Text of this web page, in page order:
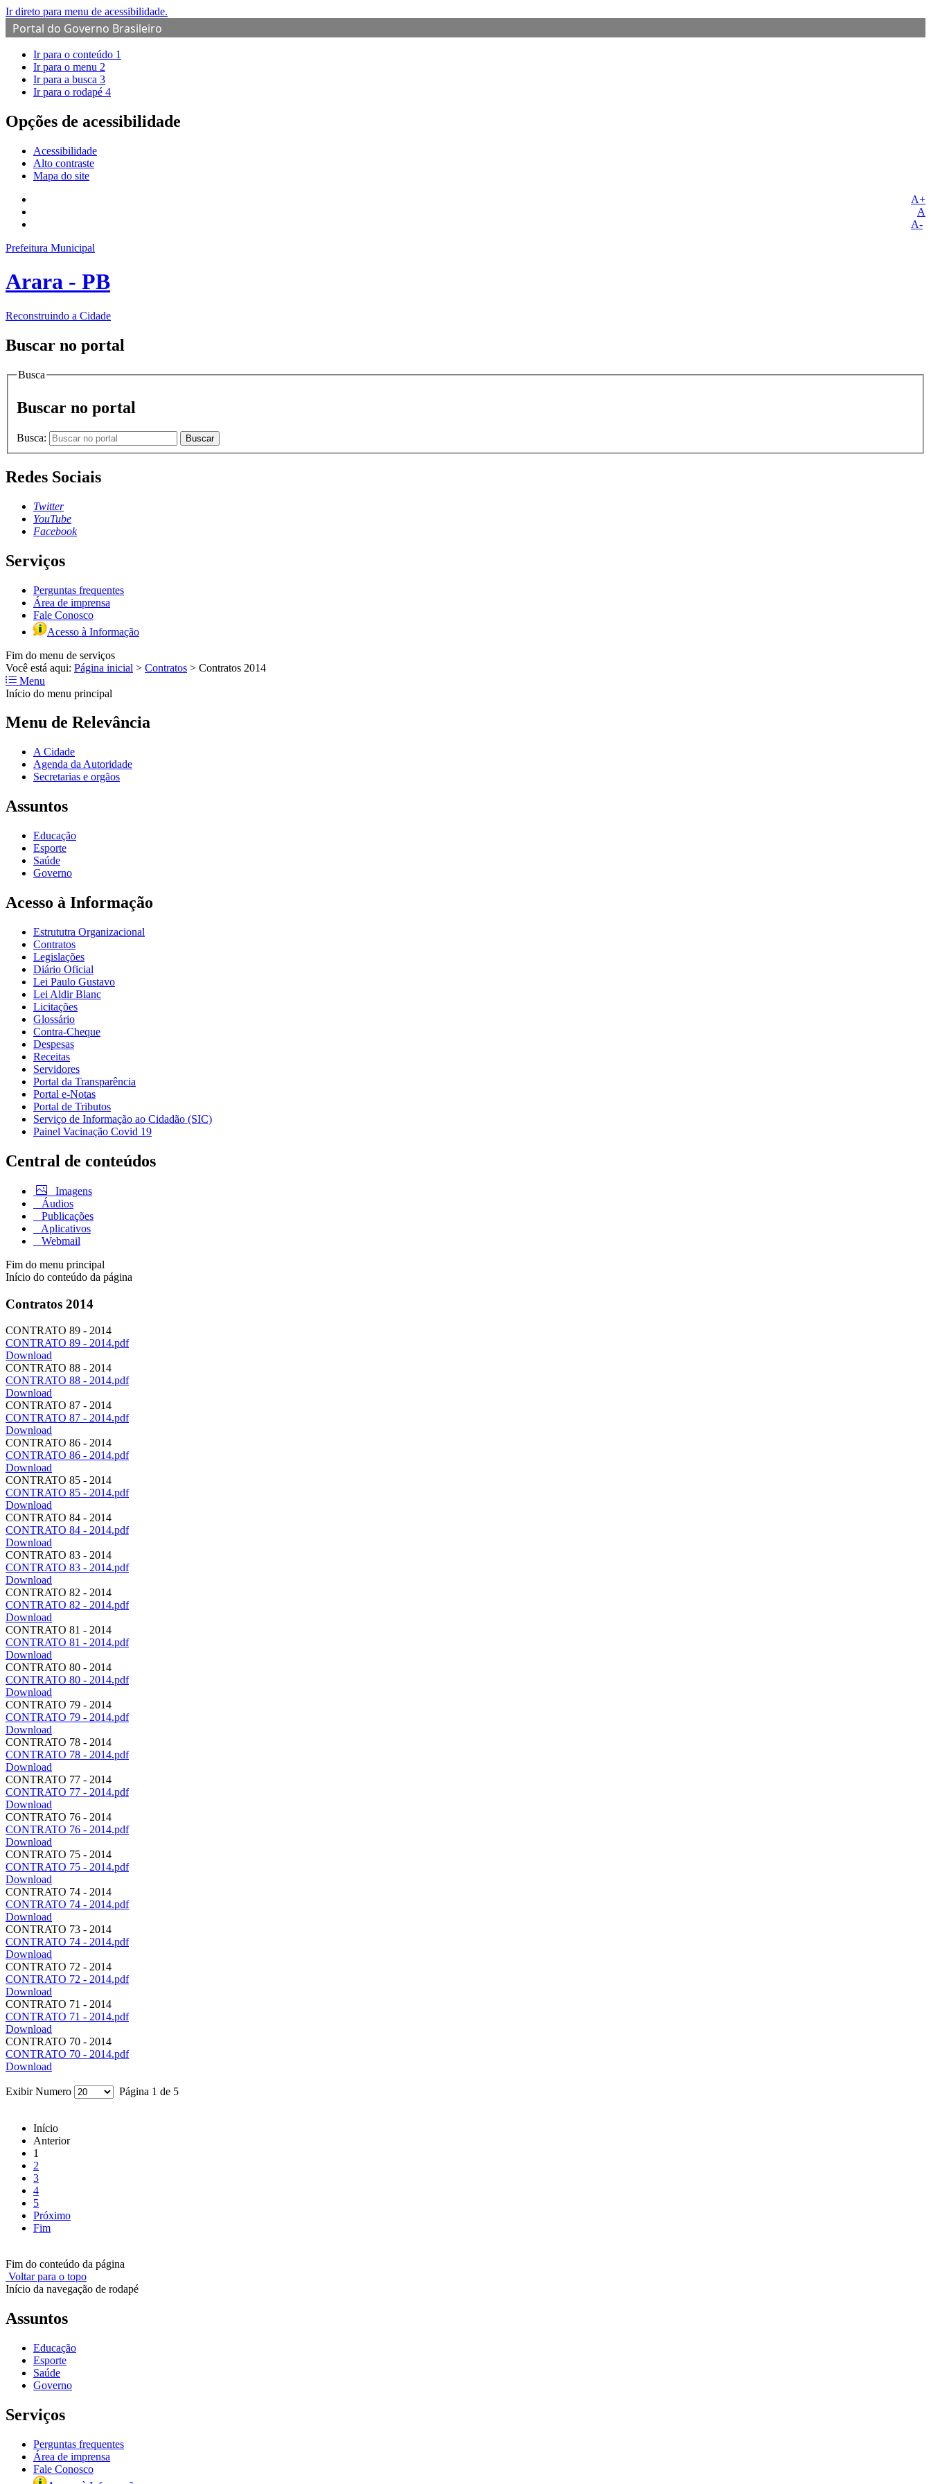
Ir direto para menu de acessibilidade.
Portal do Governo Brasileiro
Ir para o conteúdo 1
Ir para o menu 2
Ir para a busca 3
Ir para o rodapé 4
Opções de acessibilidade
Acessibilidade
Alto contraste
Mapa do site
A+
A
A-
Prefeitura Municipal
Arara - PB
Reconstruindo a Cidade
Buscar no portal
Busca
Buscar no portal
Busca: Buscar
Redes Sociais
Twitter
YouTube
Facebook
Serviços
Perguntas frequentes
Área de imprensa
Fale Conosco
Acesso à Informação
Fim do menu de serviços
Você está aqui: Página inicial > Contratos > Contratos 2014
Menu
Início do menu principal
Menu de Relevância
A Cidade
Agenda da Autoridade
Secretarias e orgãos
Assuntos
Educação
Esporte
Saúde
Governo
Acesso à Informação
Estrututra Organizacional
Contratos
Legislações
Diário Oficial
Lei Paulo Gustavo
Lei Aldir Blanc
Licitações
Glossário
Contra-Cheque
Despesas
Receitas
Servidores
Portal da Transparência
Portal e-Notas
Portal de Tributos
Serviço de Informação ao Cidadão (SIC)
Painel Vacinação Covid 19
Central de conteúdos
Imagens
Áudios
Publicações
Aplicativos
Webmail
Fim do menu principal
Início do conteúdo da página
Contratos 2014
CONTRATO 89 - 2014
CONTRATO 89 - 2014.pdf
Download
CONTRATO 88 - 2014
CONTRATO 88 - 2014.pdf
Download
CONTRATO 87 - 2014
CONTRATO 87 - 2014.pdf
Download
CONTRATO 86 - 2014
CONTRATO 86 - 2014.pdf
Download
CONTRATO 85 - 2014
CONTRATO 85 - 2014.pdf
Download
CONTRATO 84 - 2014
CONTRATO 84 - 2014.pdf
Download
CONTRATO 83 - 2014
CONTRATO 83 - 2014.pdf
Download
CONTRATO 82 - 2014
CONTRATO 82 - 2014.pdf
Download
CONTRATO 81 - 2014
CONTRATO 81 - 2014.pdf
Download
CONTRATO 80 - 2014
CONTRATO 80 - 2014.pdf
Download
CONTRATO 79 - 2014
CONTRATO 79 - 2014.pdf
Download
CONTRATO 78 - 2014
CONTRATO 78 - 2014.pdf
Download
CONTRATO 77 - 2014
CONTRATO 77 - 2014.pdf
Download
CONTRATO 76 - 2014
CONTRATO 76 - 2014.pdf
Download
CONTRATO 75 - 2014
CONTRATO 75 - 2014.pdf
Download
CONTRATO 74 - 2014
CONTRATO 74 - 2014.pdf
Download
CONTRATO 73 - 2014
CONTRATO 74 - 2014.pdf
Download
CONTRATO 72 - 2014
CONTRATO 72 - 2014.pdf
Download
CONTRATO 71 - 2014
CONTRATO 71 - 2014.pdf
Download
CONTRATO 70 - 2014
CONTRATO 70 - 2014.pdf
Download
Exibir Numero Página 1 de 5
Início
Anterior
1
2
3
4
5
Próximo
Fim
Fim do conteúdo da página
Voltar para o topo
Início da navegação de rodapé
Assuntos
Educação
Esporte
Saúde
Governo
Serviços
Perguntas frequentes
Área de imprensa
Fale Conosco